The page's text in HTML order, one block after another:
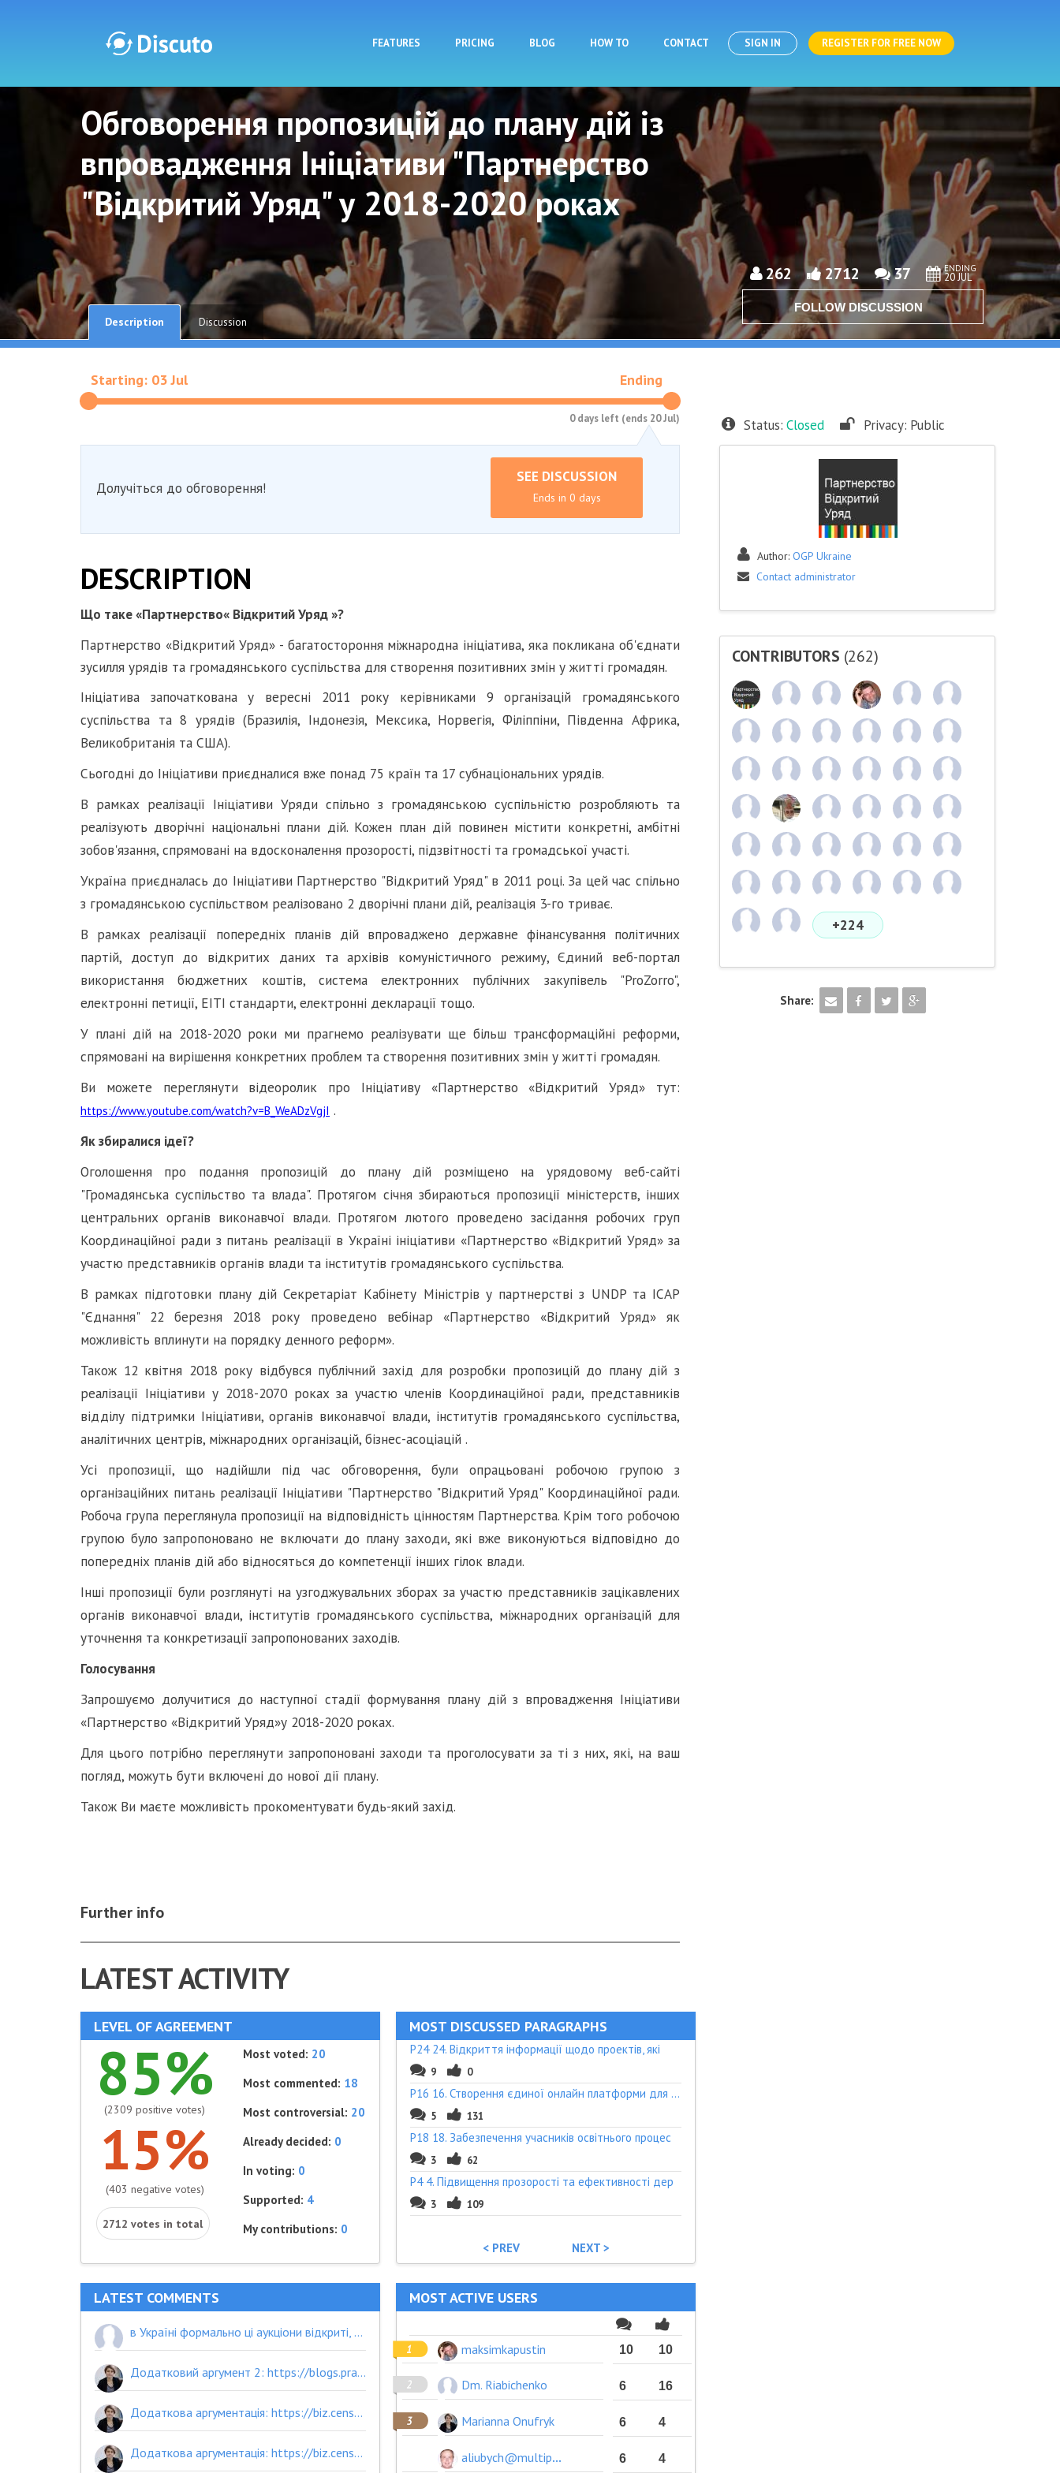
FEATURES PRICING BLOG HOW TO CONTACT SIGN IN REGISTER FOR FREE NOW
Discuto
Обговорення пропозицій до плану дій із
впровадження Ініціативи "Партнерство
"Відкритий Уряд" у 2018-2020 роках
262 2712 37 ENDING
20 JUL
FOLLOW DISCUSSION
Description Discussion
Starting: 03 Jul Ending
0 days left (ends 20 Jul)
Долучіться до обговорення!
SEE DISCUSSION
Ends in 0 days
DESCRIPTION
Що таке «Партнерство« Відкритий Уряд »?
Партнерство «Відкритий Уряд» - багатостороння міжнародна ініціатива, яка покликана об'єднати
зусилля урядів та громадянського суспільства для створення позитивних змін у житті громадян.
Ініціатива започаткована у вересні 2011 року керівниками 9 організацій громадянського
суспільства та 8 урядів (Бразилія, Індонезія, Мексика, Норвегія, Філіппіни, Південна Африка,
Великобританія та США).
Сьогодні до Ініціативи приєдналися вже понад 75 країн та 17 субнаціональних урядів.
В рамках реалізації Ініціативи Уряди спільно з громадянською суспільністю розробляють та
реалізують дворічні національні плани дій. Кожен план дій повинен містити конкретні, амбітні
зобов'язання, спрямовані на вдосконалення прозорості, підзвітності та громадської участі.
Україна приєдналась до Ініціативи Партнерство "Відкритий Уряд" в 2011 році. За цей час спільно
з громадянською суспільством реалізовано 2 дворічні плани дій, реалізація 3-го триває.
В рамках реалізації попередніх планів дій впроваджено державне фінансування політичних
партій, доступ до відкритих даних та архівів комуністичного режиму, Єдиний веб-портал
використання бюджетних коштів, система електронних публічних закупівель "ProZorro",
електронні петиції, ЕІТІ стандарти, електронні декларації тощо.
У плані дій на 2018-2020 роки ми прагнемо реалізувати ще більш трансформаційні реформи,
спрямовані на вирішення конкретних проблем та створення позитивних змін у житті громадян.
Ви можете переглянути відеоролик про Ініціативу «Партнерство «Відкритий Уряд» тут:
https://www.youtube.com/watch?v=B_WeADzVgjI .
Як збиралися ідеї?
Оголошення про подання пропозицій до плану дій розміщено на урядовому веб-сайті
"Громадянська суспільство та влада". Протягом січня збираються пропозиції міністерств, інших
центральних органів виконавчої влади. Протягом лютого проведено засідання робочих груп
Координаційної ради з питань реалізації в Україні ініціативи «Партнерство «Відкритий Уряд» за
участю представників органів влади та інститутів громадянського суспільства.
В рамках підготовки плану дій Секретаріат Кабінету Міністрів у партнерстві з UNDP та ІСАР
"Єднання" 22 березня 2018 року проведено вебінар «Партнерство «Відкритий Уряд» як
можливість вплинути на порядку денного реформ».
Також 12 квітня 2018 року відбувся публічний захід для розробки пропозицій до плану дій з
реалізації Ініціативи у 2018-2070 роках за участю членів Координаційної ради, представників
відділу підтримки Ініціативи, органів виконавчої влади, інститутів громадянського суспільства,
аналітичних центрів, міжнародних організацій, бізнес-асоціацій .
Усі пропозиції, що надійшли під час обговорення, були опрацьовані робочою групою з
організаційних питань реалізації Ініціативи "Партнерство "Відкритий Уряд" Координаційної ради.
Робоча група переглянула пропозиції на відповідність цінностям Партнерства. Крім того робочою
групою було запропоновано не включати до плану заходи, які вже виконуються відповідно до
попередніх планів дій або відносяться до компетенції інших гілок влади.
Інші пропозиції були розглянуті на узгоджувальних зборах за участю представників зацікавлених
органів виконавчої влади, інститутів громадянського суспільства, міжнародних організацій для
уточнення та конкретизації запропонованих заходів.
Голосування
Запрошуємо долучитися до наступної стадії формування плану дій з впровадження Ініціативи
«Партнерство «Відкритий Уряд»у 2018-2020 роках.
Для цього потрібно переглянути запропоновані заходи та проголосувати за ті з них, які, на ваш
погляд, можуть бути включені до нової дії плану.
Також Ви маєте можливість прокоментувати будь-який захід.
Further info
LATEST ACTIVITY
LEVEL OF AGREEMENT
85%
(2309 positive votes)
15%
(403 negative votes)
2712 votes in total
Most voted: 20
Most commented: 18
Most controversial: 20
Already decided: 0
In voting: 0
Supported: 4
My contributions: 0
MOST DISCUSSED PARAGRAPHS
P24 24. Відкриття інформації щодо проектів, які
9 0
P16 16. Створення єдиної онлайн платформи для вз
5 131
P18 18. Забезпечення учасників освітнього процес
3 62
P4 4. Підвищення прозорості та ефективності дер
3 109
< PREV NEXT >
LATEST COMMENTS
в Україні формально ці аукціони відкриті, але фактично про них відомо лиш самим чиновникам та їхнім "обраним"
Додатковий аргумент 2: https://blogs.pravda.com.ua/authors/liamets/5b4f11261c121/
Додаткова аргументація: https://biz.censor.net.ua/resonance/3076768/hto_osvoyu_175_mlyarda_mjnarodno_donorsko_dopomogi_ukran
Додаткова аргументація: https://biz.censor.net.ua/resonance/3076768/hto_osvoyu_175_mlyarda_mjnarodno_donorsko_dopomogi_ukran
MOST ACTIVE USERS
maksimkapustin 10 10
Dm. Riabichenko 6 16
Marianna Onufryk 6 4
aliubych@multiprofile.com.ua 6 4
Status: Closed Privacy: Public
Author: OGP Ukraine
Contact administrator
CONTRIBUTORS (262)
+224
Share: